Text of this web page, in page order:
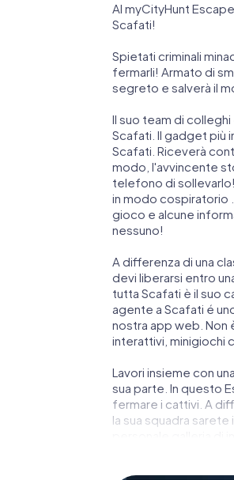
Al myCityHunt
Scafati!
Spietati criminali
fermarli! Armato di
segreto e salverà il
Il suo team di
Scafati. Il gadget più
Scafati. Riceverà
modo, l'avvincente
telefono di
in modo cospiratorio
gioco e alcune
nessuno!
A differenza di una
devi liberarsi entro
tutta Scafati è il suo
agente a Scafati é
nostra app web. Non
interattivi, minigiochi
Lavori insieme con
sua parte. In questo
fermare i cattivi. A
la sua squadra
personale galleria di